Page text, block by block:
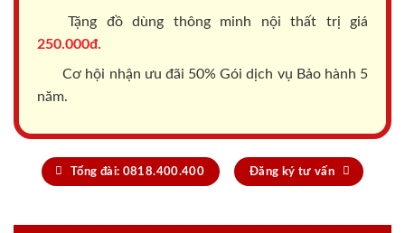
Tặng đồ dùng thông minh nội thất trị giá
250.000đ.
Cơ hội nhận ưu đãi 50% Gói dịch vụ Bảo hành 5
năm.
Tổng đài: 0818.400.400 Đăng ký tư vấn